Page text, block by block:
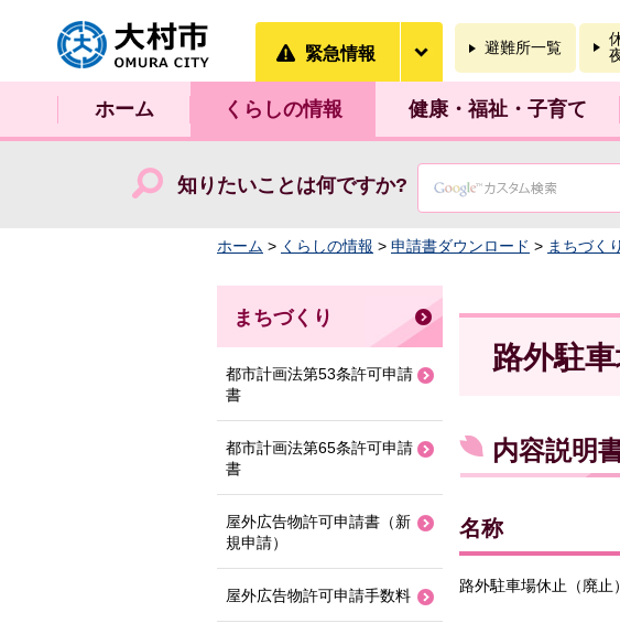
大村市
緊急情報 避難所一覧
ホーム くらしの情報 健康・福祉・子育て
知りたいことは何ですか?
ホーム > くらしの情報 > 申請書ダウンロード > まちづくり
路外駐
内容説明
名称
路外駐車場休止（廃止
まちづくり
都市計画法第53条許可申請
書
都市計画法第65条許可申請
書
屋外広告物許可申請書（新
規申請）
屋外広告物許可申請手数料